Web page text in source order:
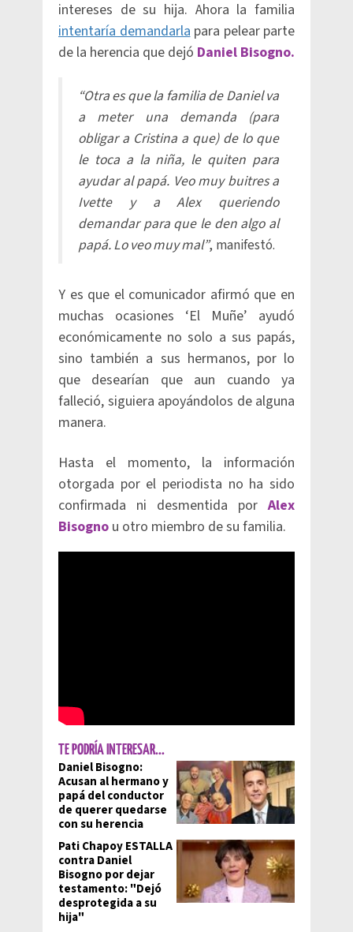
intereses de su hija. Ahora la familia
intentaría demandarla para pelear parte
de la herencia que dejó Daniel Bisogno.
“Otra es que la familia de Daniel va
a meter una demanda (para
obligar a Cristina a que) de lo que
le toca a la niña, le quiten para
ayudar al papá. Veo muy buitres a
Ivette y a Alex queriendo
demandar para que le den algo al
papá. Lo veo muy mal”, manifestó.
Y es que el comunicador afirmó que en
muchas ocasiones ‘El Muñe’ ayudó
económicamente no solo a sus papás,
sino también a sus hermanos, por lo
que desearían que aun cuando ya
falleció, siguiera apoyándolos de alguna
manera.
Hasta el momento, la información
otorgada por el periodista no ha sido
confirmada ni desmentida porAlex
Bisogno u otro miembro de su familia.
TE PODRÍA INTERESAR...
Daniel Bisogno:
Acusan al hermano y
papá del conductor
de querer quedarse
con su herencia
Pati Chapoy ESTALLA
contra Daniel
Bisogno por dejar
testamento: "Dejó
desprotegida a su
hija"